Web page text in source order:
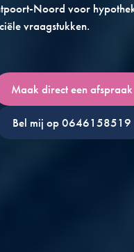
Noord voor
vraagstukken.
Maak direct een afspraak
Bel mij op 0646158519